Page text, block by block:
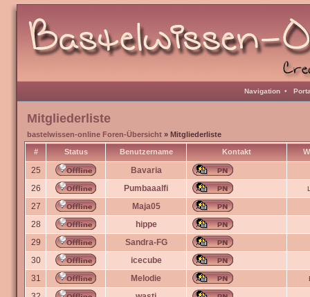
Navigation •
Mitgliederliste
bastelwissen-online Foren-Übersicht » Mitgliederliste
# Status Benutzername Kontakt
25
Bavaria
26
Pumbaaalfi
27
Maja05
28
hippe
29
Sandra-FG
30
icecube
31
Melodie